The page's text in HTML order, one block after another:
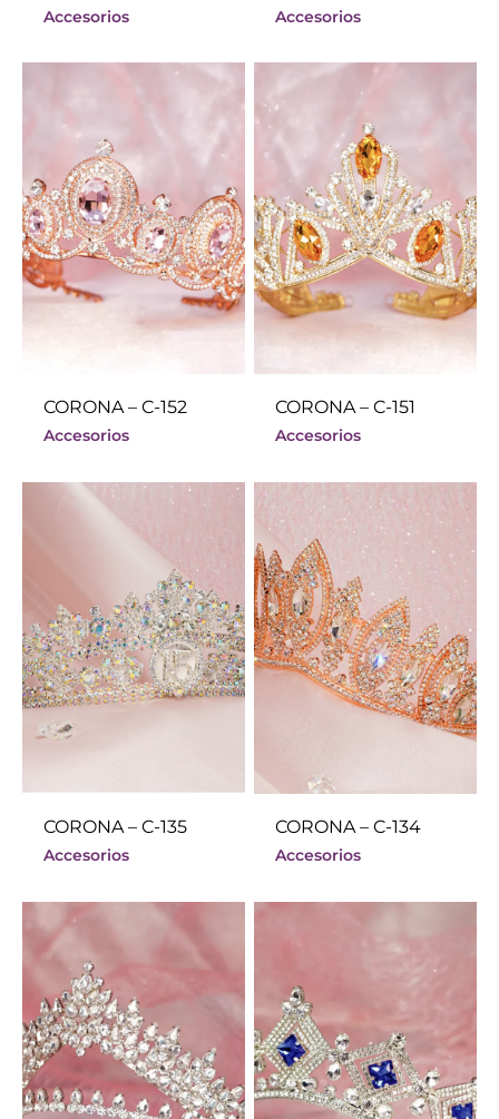
Accesorios Accesorios
CORONA – C-152
Accesorios
CORONA – C-151
Accesorios
CORONA – C-135
Accesorios
CORONA – C-134
Accesorios